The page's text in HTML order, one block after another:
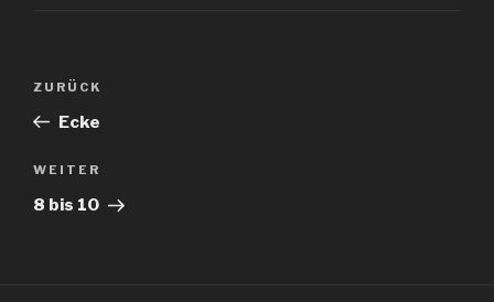
Beitragsnavigation
Vorheriger
Beitrag
ZURÜCK
Ecke
Nächster
Beitrag
WEITER
8 bis 10